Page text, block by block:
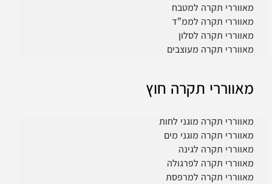
מאווררי תקרה למטבח
מאווררי תקרה לממ”ד
מאווררי תקרה לסלון
מאווררי תקרה מעוצבים
מאווררי תקרה חוץ
מאווררי תקרה מוגני לחות
מאווררי תקרה מוגני מים
מאווררי תקרה לגינה
מאווררי תקרה לפרגולה
מאווררי תקרה למרפסת